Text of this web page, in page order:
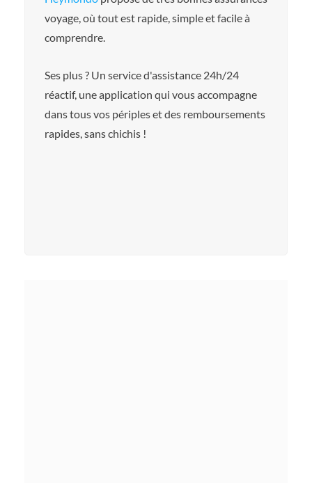
voyage, où tout est rapide, simple et facile à
comprendre.
Ses plus ? Un service d'assistance 24h/24
réactif, une application qui vous accompagne
dans tous vos périples et des remboursements
rapides, sans chichis !